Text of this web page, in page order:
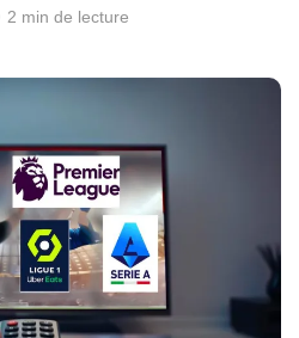
2 min de lecture